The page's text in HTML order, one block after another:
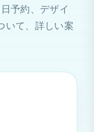
予約、デザイ
いて、詳しい案